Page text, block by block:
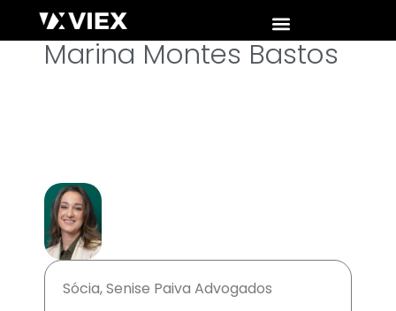
Marina Montes Bastos
Sócia, Senise Paiva Advogados